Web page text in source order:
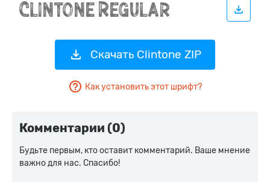
Скачать Clintone ZIP
Как установить этот шрифт?
Комментарии (0)
Будьте первым, кто оставит комментарий. Ваше мнение
важно для нас. Спасибо!